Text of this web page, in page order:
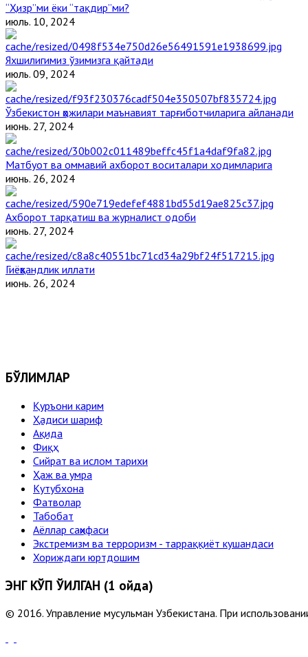
“Ҳизр”ми ёки “тақдир”ми?
июль. 10, 2024
Яхшилигимиз ўзимизга қайтади
июль. 09, 2024
Ўзбекистон ҳожилари маънавият тарғиботчиларига айланади
июнь. 27, 2024
Матбуот ва оммавий ахборот воситалари ходимларига
июнь. 26, 2024
Ахборот тарқатиш ва журналист одоби
июнь. 27, 2024
Гиёҳвандлик иллати
июнь. 26, 2024
БЎЛИМЛАР
Қуръони карим
Ҳадиси шариф
Ақида
Фиқҳ
Сийрат ва ислом тарихи
Ҳаж ва умра
Кутубхона
Фатволар
Табобат
Аёллар саҳифаси
Экстремизм ва терроризм - тарраққиёт кушандаси
Хориждаги юртдошим
ЭНГ КЎП ЎҚИЛГАН (1 ойда)
© 2016. Управление мусульман Узбекистана. При